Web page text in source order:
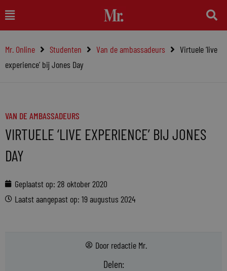
naar
inhoud
Main
Menu
Mr. Online Studenten Van de ambassadeurs
Virtuele ‘live
experience’ bij Jones Day
VAN DE AMBASSADEURS
VIRTUELE ‘LIVE EXPERIENCE’ BIJ JONES
DAY
Geplaatst op: 28 oktober 2020
Laatst aangepast op: 19 augustus 2024
Door redactie Mr.
Delen: